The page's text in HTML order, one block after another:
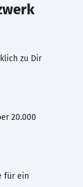
zu Dir
20.000
für ein